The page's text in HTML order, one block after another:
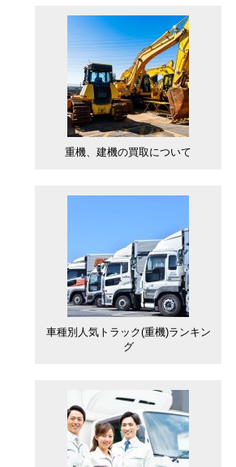
重機、建機の買取について
車種別人気トラック(重機)ランキン
グ